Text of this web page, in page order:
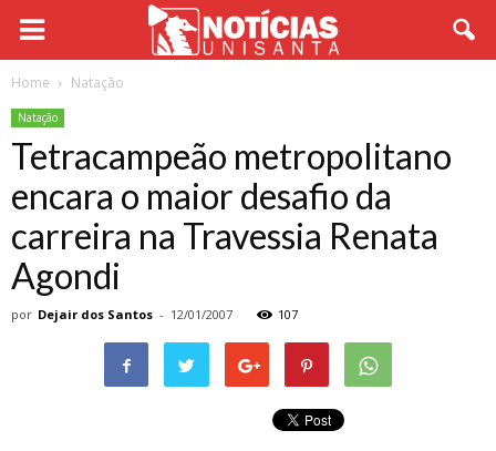
Home Natação
Natação
Tetracampeão metropolitano
encara o maior desafio da
carreira na Travessia Renata
Agondi
por Dejair dos Santos - 12/01/2007 107